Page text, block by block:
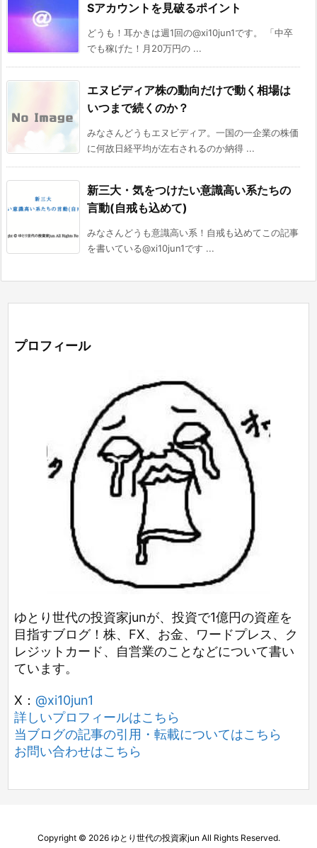
Sアカウントを見破るポイント
どうも！耳かきは週1回の@xi10jun1です。 「中卒
でも稼げた！月20万円の ...
エヌビディア株の動向だけで動く相場は
いつまで続くのか？
みなさんどうもエヌビディア。一国の一企業の株価
に何故日経平均が左右されるのか納得 ...
新三大・気をつけたい意識高い系たちの
言動(自戒も込めて)
みなさんどうも意識高い系！自戒も込めてこの記事
を書いている@xi10jun1です ...
プロフィール
ゆとり世代の投資家junが、投資で1億円の資産を
目指すブログ！株、FX、お金、ワードプレス、ク
レジットカード、自営業のことなどについて書い
ています。
X： @xi10jun1
詳しいプロフィールはこちら
当ブログの記事の引用・転載についてはこちら
お問い合わせはこちら
Copyright © 2026 ゆとり世代の投資家jun All Rights Reserved.